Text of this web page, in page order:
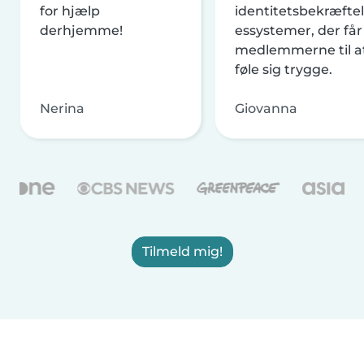
for hjælp
derhjemme!
Nerina
essystemer, der får
medlemmerne til
føle sig trygge.
Giovanna
Tilmeld mig!